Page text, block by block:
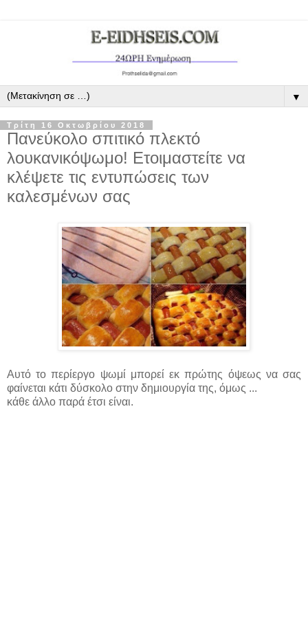
▼
Τρίτη 16 Οκτωβρίου 2018
Πανεύκολο σπιτικό πλεκτό
λουκανικόψωμο! Ετοιμαστείτε να
κλέψετε τις εντυπώσεις των
καλεσμένων σας
Αυτό το περίεργο ψωμί μπορεί εκ πρώτης όψεως να σας
φαίνεται κάτι δύσκολο στην δημιουργία της, όμως ...
κάθε άλλο παρά έτσι είναι.